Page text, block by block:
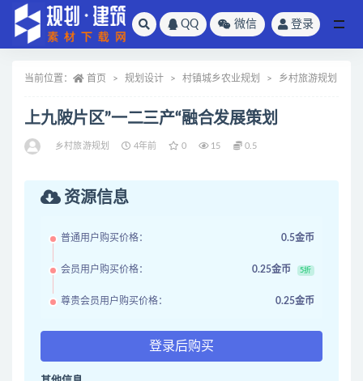
QQ 微信 登录
当前位置： 首页 规划设计 村镇城乡农业规划 乡村旅游规划
上九陂片区”一二三产“融合发展策划
乡村旅游规划 4年前 0 15 0.5
资源信息
普通用户购买价格： 0.5金币
会员用户购买价格： 0.25金币 5折
尊贵会员用户购买价格： 0.25金币
登录后购买
全部